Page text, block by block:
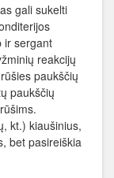
gali sukelti
ir sergant
reakcijų
paukščių
paukščių
kt.) kiaušinius,
bet pasireiškia